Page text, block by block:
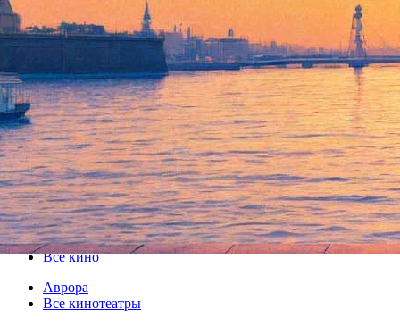
В «Авроре» пройдет
ретроспектива Вуди Аллена
23 июля 2015, четверг-26 июля 2015, воскресенье
Версия для печати
Все кино
Аврора
Все кинотеатры